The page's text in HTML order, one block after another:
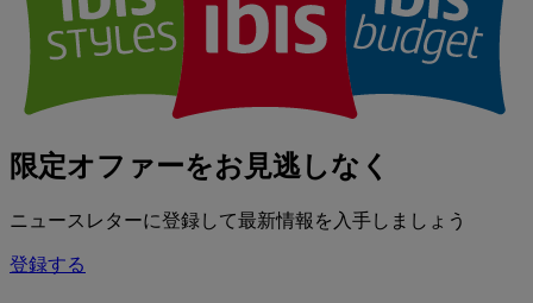
限定オファーをお見逃しなく
ニュースレターに登録して最新情報を入手しましょう
登録する